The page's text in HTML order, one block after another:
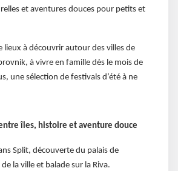
et aventures douces pour petits et
lieux à découvrir autour des villes de
à vivre en famille dès le mois de
une sélection de festivals d’été à ne
îles, histoire et aventure douce
Split, découverte du palais de
la ville et balade sur la Riva.